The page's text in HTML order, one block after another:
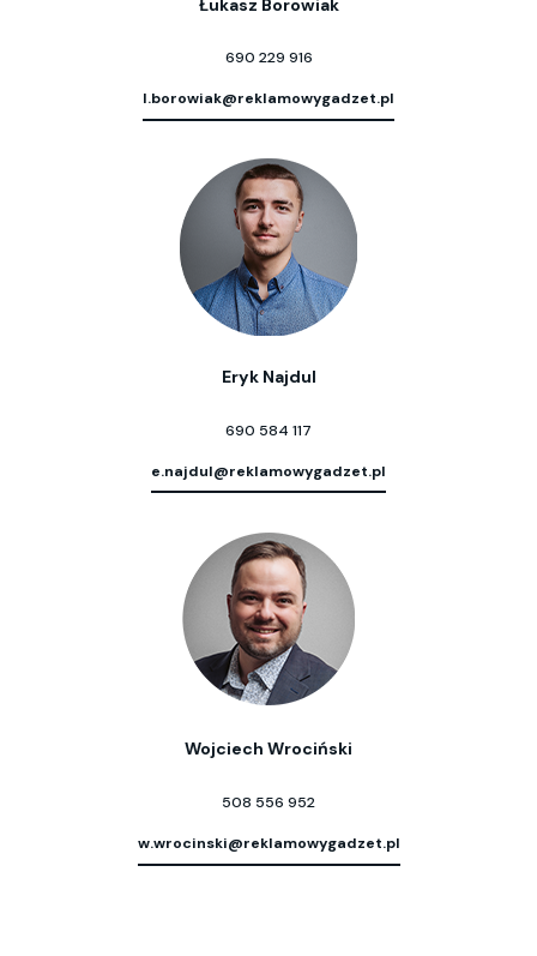
Łukasz Borowiak
690 229 916
l.borowiak@reklamowygadzet.pl
Eryk Najdul
690 584 117
e.najdul@reklamowygadzet.pl
Wojciech Wrociński
508 556 952
w.wrocinski@reklamowygadzet.pl